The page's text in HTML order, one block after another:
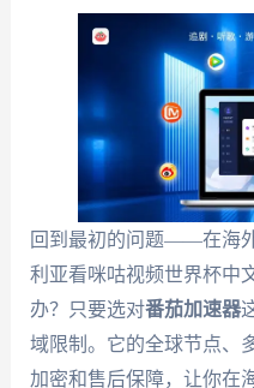
回到最初的问题——在海
利亚看咪咕视频世界杯中
办？只要选对番茄加速器
域限制。它的全球节点、
加密和售后保障，让你在